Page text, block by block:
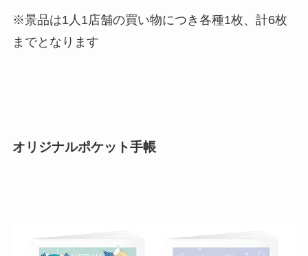
※景品は1人1店舗の買い物につき各種1枚、計6枚
までとなります
オリジナルポケット手帳